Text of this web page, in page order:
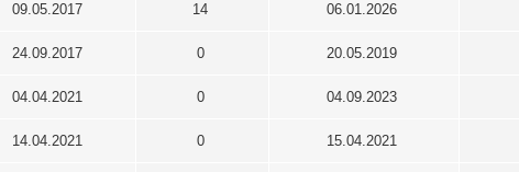
09.05.2017 14 06.01.2026
24.09.2017 0 20.05.2019
04.04.2021 0 04.09.2023
14.04.2021 0 15.04.2021